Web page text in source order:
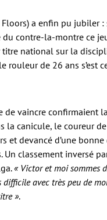
a enfin pu jubiler
contre-la-montre ce
national sur la
rouleur de 26 ans
de vaincre confirmaient
la canicule, le coureur
et devancé d’une
Un classement inversé
« Victor et moi sommes
avec très peu de
».